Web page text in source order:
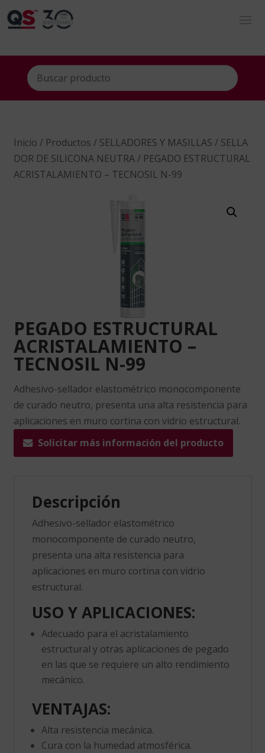
Inicio / Productos / SELLADORES Y MASILLAS / SELLA
DOR DE SILICONA NEUTRA/ PEGADO ESTRUCTURAL
ACRISTALAMIENTO – TECNOSIL N-99
PEGADO ESTRUCTURAL
ACRISTALAMIENTO –
TECNOSIL N-99
Adhesivo-sellador elastométrico monocomponente
de curado neutro, presenta una alta resistencia para
aplicaciones en muro cortina con vidrio estructural.
Solicitar más información del producto
Descripción
Adhesivo-sellador elastométrico
monocomponente de curado neutro,
presenta una alta resistencia para
aplicaciones en muro cortina con vidrio
estructural.
USO Y APLICACIONES:
Adecuado para el acristalamiento
estructural y otras aplicaciones de pegado
en las que se requiere un alto rendimiento
mecánico.
VENTAJAS:
Alta resistencia mecánica.
Cura con la humedad atmosférica.